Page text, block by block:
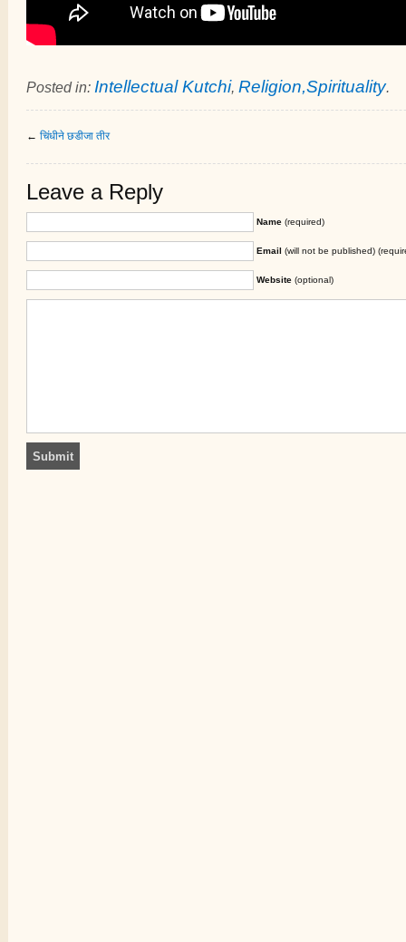
Posted in: Intellectual Kutchi, Religion,Spirituality.
← चिंधीने छडीजा तीर
Leave a Reply
Name (required)
Email (will not be published)
Website (optional)